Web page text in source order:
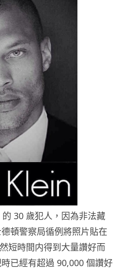
30 歲犯人，因為非法藏
頓警察局循例將照片貼在
短時間内得到大量讚好而
已經有超過 90,000 個讚好